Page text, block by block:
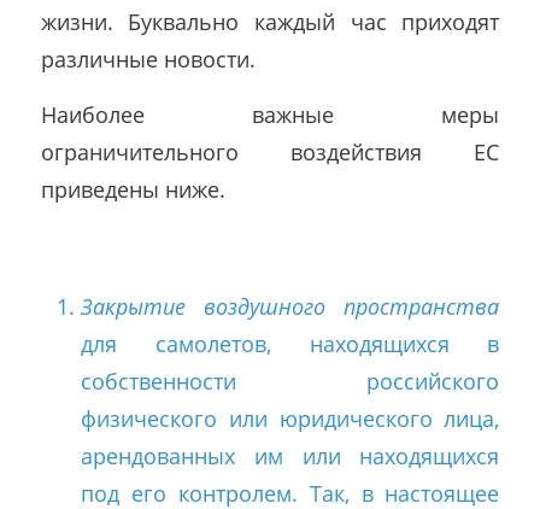
жизни. Буквально каждый час приходят
различные новости.
Наиболее важные меры
ограничительного воздействия ЕС
приведены ниже.
Закрытие воздушного пространства
для самолетов, находящихся в
собственности российского
физического или юридического лица,
арендованных им или находящихся
под его контролем. Так, в настоящее